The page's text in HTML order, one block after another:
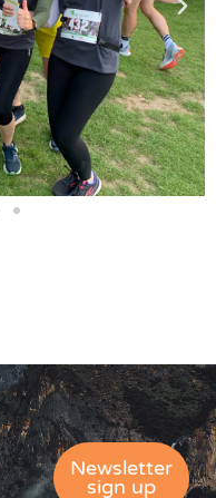
Newsletter
sign up